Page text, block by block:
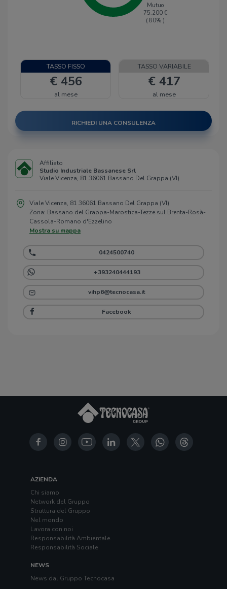
Mutuo
75.200 €
(80% )
TASSO FISSO
€ 456
al mese
TASSO VARIABILE
€ 417
al mese
RICHIEDI UNA CONSULENZA
Affiliato
Studio Industriale Bassanese Srl
Viale Vicenza, 81 36061 Bassano Del Grappa (VI)
Viale Vicenza, 81 36061 Bassano Del Grappa (VI)
Zona: Bassano del Grappa-Marostica-Tezze sul Brenta-Rosà-
Cassola-Romano d'Ezzelino
Mostra su mappa
0424500740
+393240444193
vihp6@tecnocasa.it
Facebook
AZIENDA
Chi siamo
Network del Gruppo
Struttura del Gruppo
Nel mondo
Lavora con noi
Responsabilità Ambientale
Responsabilità Sociale
NEWS
News dal Gruppo Tecnocasa